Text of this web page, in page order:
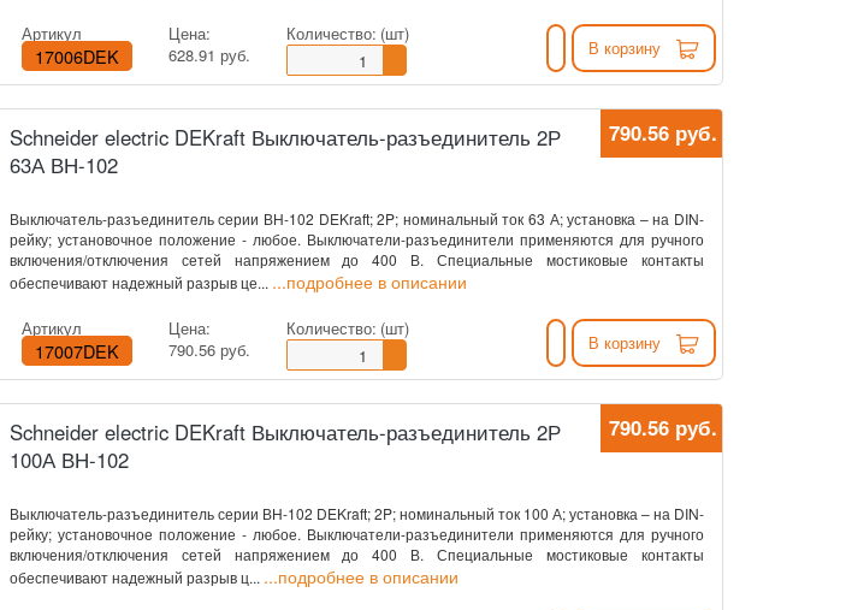
Артикул
17006DEK
Цена:
628.91 руб.
Количество: (шт)
В корзину
790.56 руб.
Schneider electric DEKraft Выключатель-разъединитель 2Р
63А ВН-102
Выключатель-разъединитель серии ВН-102 DEKraft; 2P; номинальный ток 63 А; установка – на DIN-
рейку; установочное положение - любое. Выключатели-разъединители применяются для ручного
включения/отключения сетей напряжением до 400 В. Специальные мостиковые контакты
обеспечивают надежный разрыв це... ...подробнее в описании
Артикул
17007DEK
Цена:
790.56 руб.
Количество: (шт)
В корзину
790.56 руб.
Schneider electric DEKraft Выключатель-разъединитель 2Р
100А ВН-102
Выключатель-разъединитель серии ВН-102 DEKraft; 2P; номинальный ток 100 А; установка – на DIN-
рейку; установочное положение - любое. Выключатели-разъединители применяются для ручного
включения/отключения сетей напряжением до 400 В. Специальные мостиковые контакты
обеспечивают надежный разрыв ц... ...подробнее в описании